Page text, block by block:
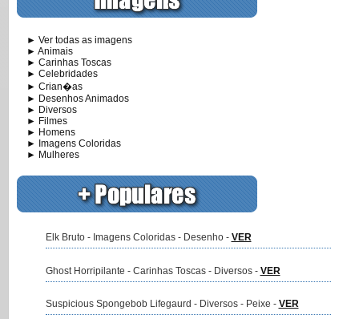
► Ver todas as imagens
► Animais
► Carinhas Toscas
► Celebridades
► Crian�as
► Desenhos Animados
► Diversos
► Filmes
► Homens
► Imagens Coloridas
► Mulheres
Elk Bruto - Imagens Coloridas - Desenho - VER
Ghost Horripilante - Carinhas Toscas - Diversos - VER
Suspicious Spongebob Lifegaurd - Diversos - Peixe - VER